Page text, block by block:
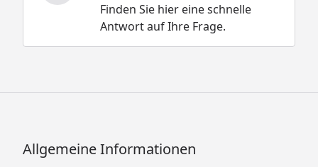
Finden Sie hier eine schnelle
Antwort auf Ihre Frage.
Allgemeine Informationen